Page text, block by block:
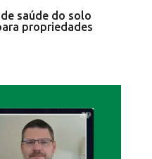
saúde do solo
propriedades